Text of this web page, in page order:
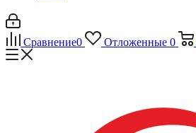
Сравнение0 Отложенные 0